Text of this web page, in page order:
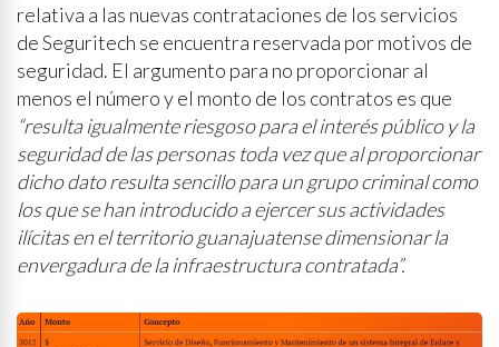
relativa a las nuevas contrataciones de los servicios
de Seguritech se encuentra reservada por motivos de
seguridad. El argumento para no proporcionar al
menos el número y el monto de los contratos es que
“resulta igualmente riesgoso para el interés público y la
seguridad de las personas toda vez que al proporcionar
dicho dato resulta sencillo para un grupo criminal como
los que se han introducido a ejercer sus actividades
ilícitas en el territorio guanajuatense dimensionar la
envergadura de la infraestructura contratada”.